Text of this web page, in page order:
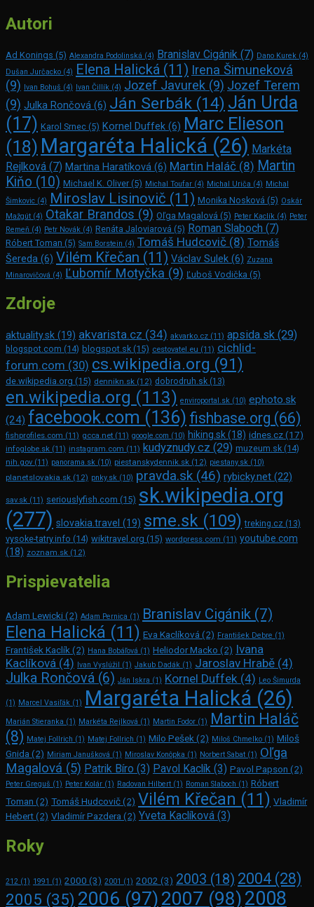
Autori
Ad Konings (5) Alexandra Podolinská (4) Branislav Cigánik (7) Dano Kurek (4)
Dušan Jurčacko (4) Elena Halická (11) Irena Šimuneková
(9) Ivan Bohuš (4) Ivan Čillík (4) Jozef Javurek (9) Jozef Terem
(9) Julka Rončová (6) Ján Serbák (14) Ján Urda
(17) Karol Srnec (5) Kornel Duffek (6) Marc Elie­son
(18) Margaréta Halická (26) Markéta
Rejlková (7) Martina Haratíková (6) Martin Haláč (8) Martin
Kiňo (10) Michael K. Oliver (5) Michal Toufar (4) Michal Uriča (4) Michal
Šimkovic (4) Miroslav Lisinovič (11) Monika Nosková (5) Oskár
Mažgút (4) Otakar Brandos (9) Oľga Magalová (5) Peter Kaclík (4) Peter
Remeň (4) Petr Novák (4) Renáta Jaloviarová (5) Roman Slaboch (7)
Róbert Toman (5) Sam Bors­tein (4) Tomáš Hudcovič (8) Tomáš
Šereda (6) Vilém Křečan (11) Václav Sulek (6) Zuzana
Minarovičová (4) Ľubomír Motyčka (9) Ľuboš Vodička (5)
Zdroje
aktuality.sk (19) akvarista.cz (34) akvarko.cz (11) apsida.sk (29)
blogspot.com (14) blogspot.sk (15) cestovatel.eu (11) cichlid-
forum.com (30) cs.wikipedia.org (91)
de.wikipedia.org (15) dennikn.sk (12) dobrodruh.sk (13)
en.wikipedia.org (113) enviroportal.sk (10) ephoto.sk
(24) facebook.com (136) fishbase.org (66)
fishprofiles.com (11) gcca.net (11) google.com (10) hiking.sk(18) idnes.cz(17)
infoglobe.sk (11) instagram.com (11) kudyznudy.cz (29) muzeum.sk (14)
nih.gov (11) panorama.sk (10) piestanskydennik.sk (12) piestany.sk (10)
planetslovakia.sk (12) pnky.sk (10) pravda.sk (46) rybicky.net (22)
sav.sk (11) seriouslyfish.com (15) sk.wikipedia.org
(277) slovakia.travel (19) sme.sk (109) treking.cz (13)
vysoke-tatry.info (14) wikitravel.org (15) wordpress.com (11) youtube.com
(18) zoznam.sk (12)
Prispievatelia
Adam Lewicki(2) Adam Pernica (1) Branislav Cigánik (7)
Elena Halická (11) Eva Kaclíková (2) František Debre (1)
František Kaclík (2) Hana Bobáľová (1) Heliodor Macko (2) Ivana
Kaclíková (4) Ivan Vyslúžil (1) Jakub Dadák (1) Jaroslav Hrabě (4)
Julka Rončová (6) Ján Iskra (1) Kornel Duffek (4) Leo Šimurda
(1) Marcel Vasiľák (1) Margaréta Halická (26)
Marián Stieranka (1) Markéta Rejlková (1) Martin Fodor (1) Martin Haláč
(8) Matej Follrich (1) Matej Follrich (1) Milo Pešek (2) Miloš Chmelko (1) Miloš
Gnida (2) Miriam Janušková (1) Miroslav Konôpka (1) Norbert Sabat (1) Oľga
Magalová (5) Patrik Bíro (3) Pavol Kaclík (3) Pavol Papson (2)
Peter Greguš (1) Peter Kolár (1) Radovan Hilbert (1) Roman Slaboch (1) Róbert
Toman (2) Tomáš Hudcovič(2) Vilém Křečan (11) Vladimír
Hebert(2) Vladimír Pazdera (2) Yveta Kaclíková (3)
Roky
212 (1) 1991 (1) 2000 (3) 2001 (1) 2002 (3) 2003 (18) 2004 (28)
2005 (35) 2006 (97) 2007 (98) 2008